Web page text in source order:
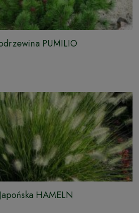
PUMILIO
HAMELN